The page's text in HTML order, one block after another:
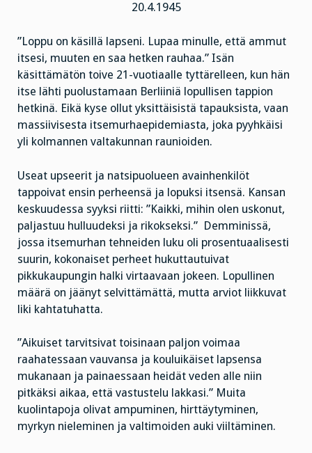
20.4.1945
”Loppu on käsillä lapseni. Lupaa minulle, että ammut
itsesi, muuten en saa hetken rauhaa.” Isän
käsittämätön toive 21-vuotiaalle tyttärelleen, kun hän
itse lähti puolustamaan Berliiniä lopullisen tappion
hetkinä. Eikä kyse ollut yksittäisistä tapauksista, vaan
massiivisesta itsemurhaepidemiasta, joka pyyhkäisi
yli kolmannen valtakunnan raunioiden.
Useat upseerit ja natsipuolueen avainhenkilöt
tappoivat ensin perheensä ja lopuksi itsensä. Kansan
keskuudessa syyksi riitti: ”Kaikki, mihin olen uskonut,
paljastuu hulluudeksi ja rikokseksi.” Demminissä,
jossa itsemurhan tehneiden luku oli prosentuaalisesti
suurin, kokonaiset perheet hukuttautuivat
pikkukaupungin halki virtaavaan jokeen. Lopullinen
määrä on jäänyt selvittämättä, mutta arviot liikkuvat
liki kahtatuhatta.
”Aikuiset tarvitsivat toisinaan paljon voimaa
raahatessaan vauvansa ja kouluikäiset lapsensa
mukanaan ja painaessaan heidät veden alle niin
pitkäksi aikaa, että vastustelu lakkasi.” Muita
kuolintapoja olivat ampuminen, hirttäytyminen,
myrkyn nieleminen ja valtimoiden auki viiltäminen.